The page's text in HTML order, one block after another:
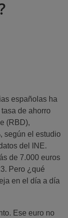
españolas ha
de ahorro
(RBD),
según el estudio
del INE.
de 7.000 euros
Pero ¿qué
en el día a día
Ese euro no